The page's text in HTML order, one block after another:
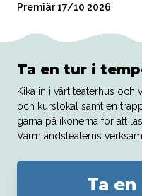
Premiär 17/10 2026
Ta en tur i
Kika in i vårt teaterhus
och kurslokal samt en
gärna på ikonerna för att
Värmlandsteaterns
Ta